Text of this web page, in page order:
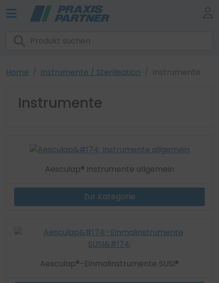
Home Instrumente / Sterilisation Instrumente
Instrumente
Aesculap® Instrumente allgemein
Zur Kategorie
Aesculap®-Einmalinstrumente SUSI®